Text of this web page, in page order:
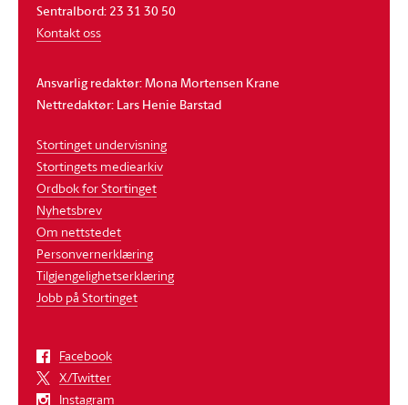
Sentralbord: 23 31 30 50
Kontakt oss
Ansvarlig redaktør: Mona Mortensen Krane
Nettredaktør: Lars Henie Barstad
Stortinget undervisning
Stortingets mediearkiv
Ordbok for Stortinget
Nyhetsbrev
Om nettstedet
Personvernerklæring
Tilgjengelighetserklæring
Jobb på Stortinget
Facebook
X/Twitter
Instagram